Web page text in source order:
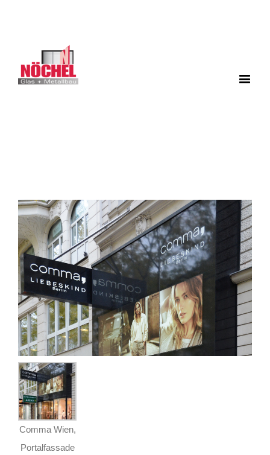
Comma Wien,
Portalfassade